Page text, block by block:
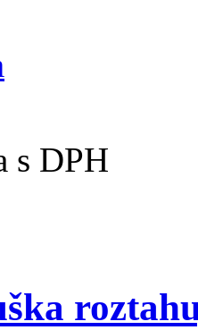
s DPH